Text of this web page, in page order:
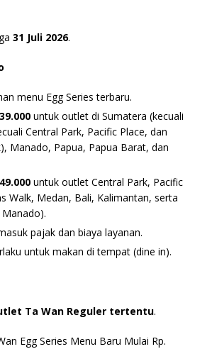
31 Juli 2026.
menu Egg Series terbaru.
untuk outlet di Sumatera (kecuali
Central Park, Pacific Place, dan
Manado, Papua, Papua Barat, dan
untuk outlet Central Park, Pacific
Walk, Medan, Bali, Kalimantan, serta
pajak dan biaya layanan.
untuk makan di tempat (dine in).
Ta Wan Reguler tertentu.
Egg Series Menu Baru Mulai Rp.